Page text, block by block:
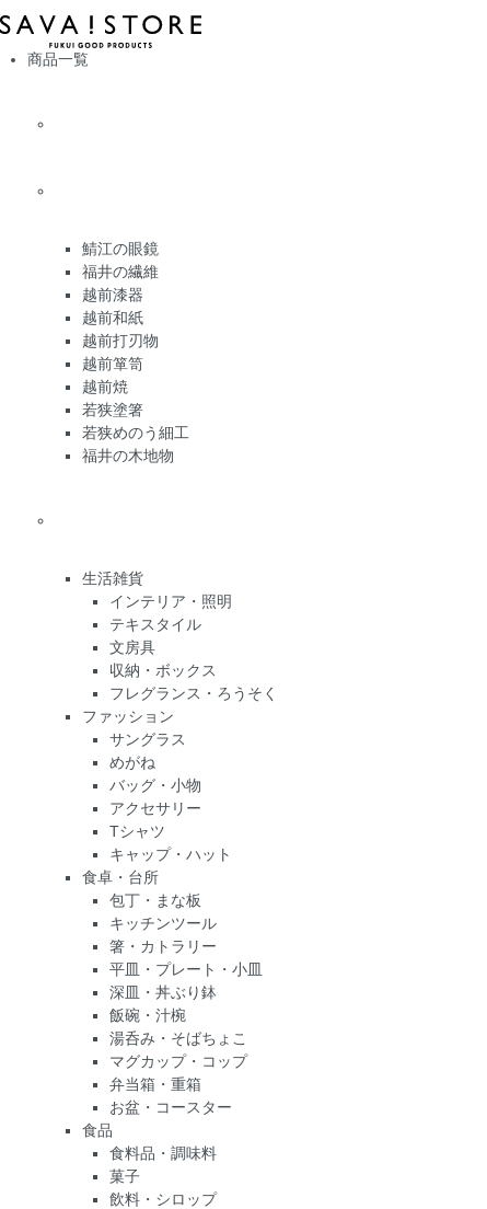
商品一覧
鯖江の眼鏡
福井の繊維
越前漆器
越前和紙
越前打刃物
越前箪笥
越前焼
若狭塗箸
若狭めのう細工
福井の木地物
生活雑貨
インテリア・照明
テキスタイル
文房具
収納・ボックス
フレグランス・ろうそく
ファッション
サングラス
めがね
バッグ・小物
アクセサリー
Tシャツ
キャップ・ハット
食卓・台所
包丁・まな板
キッチンツール
箸・カトラリー
平皿・プレート・小皿
深皿・丼ぶり鉢
飯碗・汁椀
湯呑み・そばちょこ
マグカップ・コップ
弁当箱・重箱
お盆・コースター
食品
食料品・調味料
菓子
飲料・シロップ